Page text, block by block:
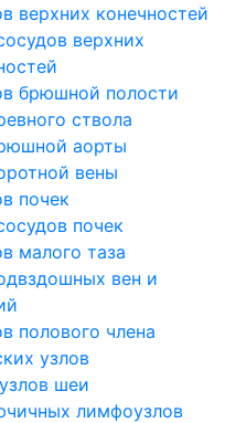
верхних конечностей
верхних
брюшной полости
ствола
аорты
вены
почек
почек
малого таза
вен и
полового члена
узлов
шеи
лимфоузлов